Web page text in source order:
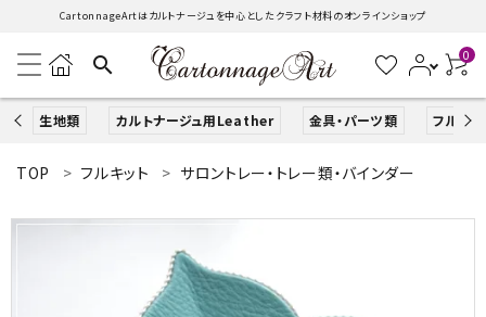
CartonnageArtはカルトナージュを中心としたクラフト材料のオンラインショップ
search 0
生地類 カルトナージュ用Leather 金具・パーツ類 フルキッ
search
TOP フルキット サロントレー・トレー類・バインダー